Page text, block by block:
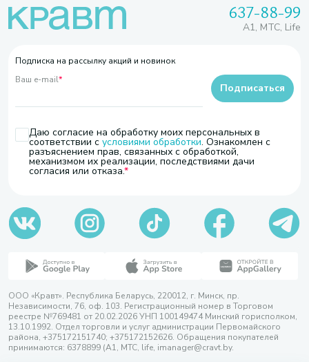
637-88-99
A1, МТС, Life
Подписка на рассылку акций и новинок
Ваш e-mail*
Даю согласие на обработку моих персональных в
соответствии с условиями обработки. Ознакомлен с
разъяснением прав, связанных с обработкой,
механизмом их реализации, последствиями дачи
согласия или отказа.
Подписаться
ООО «Кравт». Республика Беларусь, 220012, г. Минск, пр.
Независимости, 76, оф. 103. Регистрационный номер в Торговом
реестре №769481 от 20.02.2026 УНП 100149474 Минский горисполком,
13.10.1992. Отдел торговли и услуг администрации Первомайского
района, +375172151740; +375172152626. Обращения покупателей
принимаются: 6378899 (А1, МТС, life, imanager@cravt.by.